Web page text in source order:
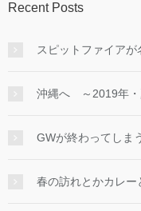
Recent Posts
スピットファイアが
沖縄へ ～2019年・
GWが終わってしま
春の訪れとかカレー